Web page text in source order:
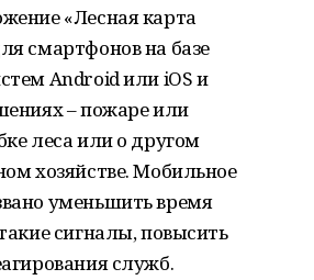
«Лесная карта
смартфонов на базе
Android или iOS и
– пожаре или
леса или о другом
хозяйстве. Мобильное
уменьшить время
сигналы, повысить
служб.